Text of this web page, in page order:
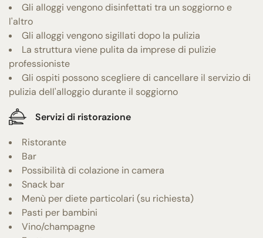
Gli alloggi vengono disinfettati tra un soggiorno e
l'altro
Gli alloggi vengono sigillati dopo la pulizia
La struttura viene pulita da imprese di pulizie
professioniste
Gli ospiti possono scegliere di cancellare il servizio di
pulizia dell'alloggio durante il soggiorno
Servizi di ristorazione
Ristorante
Bar
Possibilità di colazione in camera
Snack bar
Menù per diete particolari (su richiesta)
Pasti per bambini
Vino/champagne